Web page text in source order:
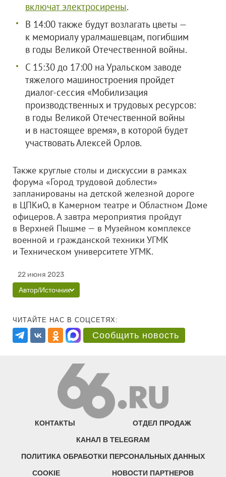
включат электросирены.
В 14:00 также будут возлагать цветы —
к мемориалу уралмашевцам, погибшим
в годы Великой Отечественной войны.
С 15:30 до 17:00 на Уральском заводе
тяжелого машиностроения пройдет
диалог-сессия «Мобилизация
производственных и трудовых ресурсов:
в годы Великой Отечественной войны
и в настоящее время», в которой будет
участвовать Алексей Орлов.
Также круглые столы и дискуссии в рамках
форума «Город трудовой доблести»
запланированы на детской железной дороге
в ЦПКиО, в Камерном театре и Областном Доме
офицеров. А завтра мероприятия пройдут
в Верхней Пышме — в Музейном комплексе
военной и гражданской техники УГМК
и Техническом университете УГМК.
22 июня 2023
Автор/Источник
ЧИТАЙТЕ НАС В СОЦСЕТЯХ:
Сообщить новость
КОНТАКТЫ ОТДЕЛ ПРОДАЖ
КАНАЛ В TELEGRAM
ПОЛИТИКА ОБРАБОТКИ ПЕРСОНАЛЬНЫХ ДАННЫХ
COOKIE НОВОСТИ ПАРТНЕРОВ